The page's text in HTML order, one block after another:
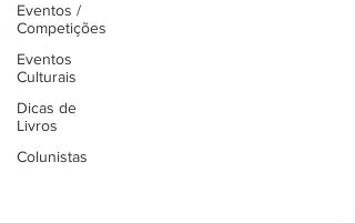
Eventos /
Competições
Eventos
Culturais
Dicas de
Livros
Colunistas